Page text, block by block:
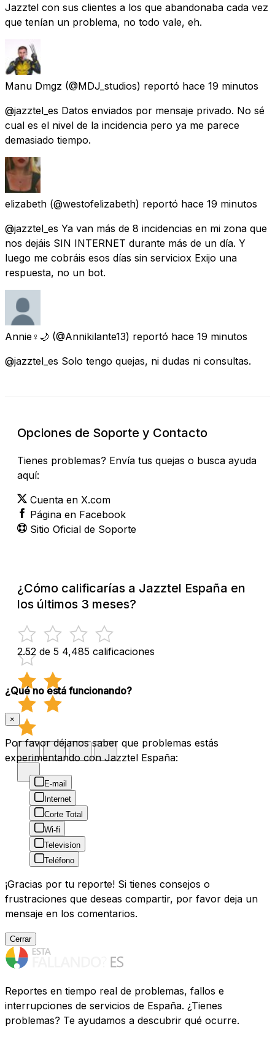
Jazztel con sus clientes a los que abandonaba cada vez
que tenían un problema, no todo vale, eh.
Manu Dmgz (@MDJ_studios) reportó hace 19 minutos
@jazztel_es Datos enviados por mensaje privado. No sé
cual es el nivel de la incidencia pero ya me parece
demasiado tiempo.
elizabeth (@westofelizabeth) reportó hace 19 minutos
@jazztel_es Ya van más de 8 incidencias en mi zona que
nos dejáis SIN INTERNET durante más de un día. Y
luego me cobráis esos días sin serviciox Exijo una
respuesta, no un bot.
Annie♀️🌙 (@Annikilante13) reportó hace 19 minutos
@jazztel_es Solo tengo quejas, ni dudas ni consultas.
Opciones de Soporte y Contacto
Tienes problemas? Envía tus quejas o busca ayuda
aquí:
Cuenta en X.com
Página en Facebook
Sitio Oficial de Soporte
¿Cómo calificarías a Jazztel España en
los últimos 3 meses?
2.52 de 5 4,485 calificaciones
¿Qué no está funcionando?
×
Por favor déjanos saber que problemas estás
experimentando con Jazztel España:
E-mail
Internet
Corte Total
Wi-fi
Televisíon
Teléfono
¡Gracias por tu reporte! Si tienes consejos o
frustraciones que deseas compartir, por favor deja un
mensaje en los comentarios.
Cerrar
Reportes en tiempo real de problemas, fallos e
interrupciones de servicios de España. ¿Tienes
problemas? Te ayudamos a descubrir qué ocurre.